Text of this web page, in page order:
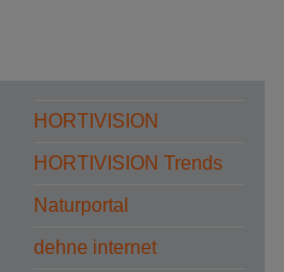
HORTIVISION
HORTIVISION Trends
Naturportal
dehne internet